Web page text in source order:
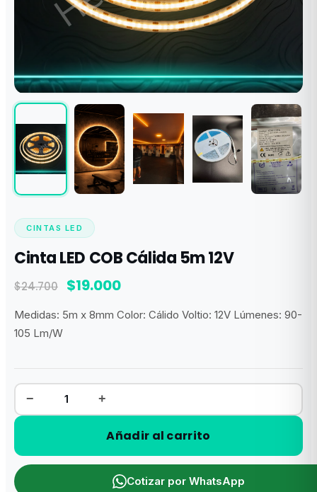
CINTAS LED
Cinta LED COB Cálida 5m 12V
$24.700
El
original
$19.000El
actual
Medidas: 5m x 8mm Color: Cálido Voltio: 12V Lúmenes: 90-
105 Lm/W
Cinta
LED
COB
Cálida
cantidad
− +
Añadir al carrito
Cotizar por WhatsApp